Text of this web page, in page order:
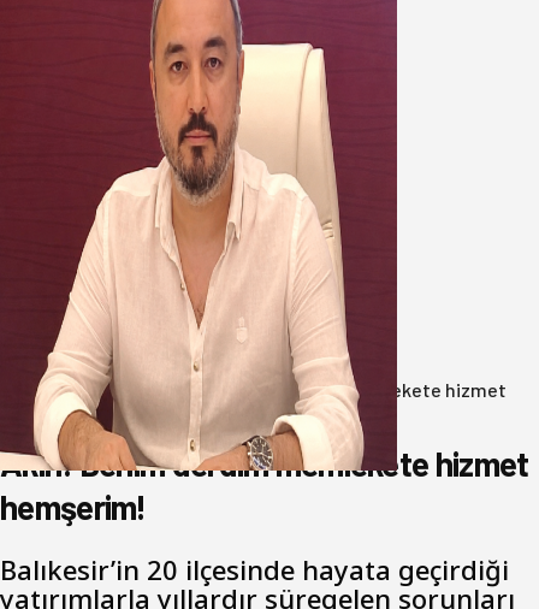
Oğuzbeyi’nden Balıkesirspor
yönetimine cevap : Herkes kendine
yakışanı yapar, buluttan nem
kapmayın!
07 Ağustos 2026
Anasayfa/ Gündem/
Akın: Benim derdim memlekete hizmet
hemşerim!
Akın: Benim derdim memlekete hizmet
hemşerim!
Balıkesir’in 20 ilçesinde hayata geçirdiği
yatırımlarla yıllardır süregelen sorunları